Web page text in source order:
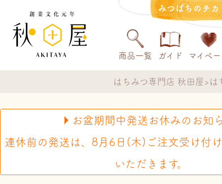
みつばちのチ
商品一覧 ガイド マイペ
はちみつ専門店 秋田屋 は
お盆期間中発送お休みのお知
連休前の発送は、8月6日(木)ご注文受け付
いただきます。